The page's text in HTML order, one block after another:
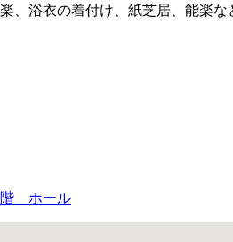
、浴衣の着付け、紙芝居、能楽
階 ホール